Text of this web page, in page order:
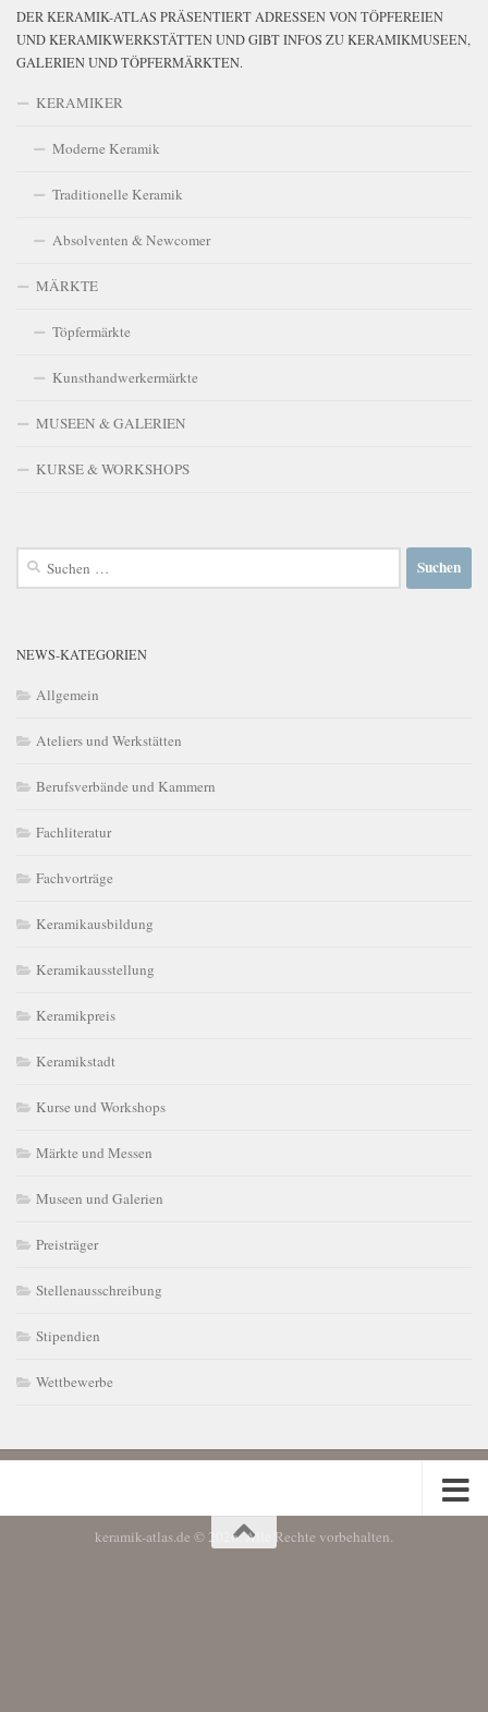
DER KERAMIK-ATLAS PRÄSENTIERT ADRESSEN VON TÖPFEREIEN
UND KERAMIKWERKSTÄTTEN UND GIBT INFOS ZU KERAMIKMUSEEN,
GALERIEN UND TÖPFERMÄRKTEN.
KERAMIKER
Moderne Keramik
Traditionelle Keramik
Absolventen & Newcomer
MÄRKTE
Töpfermärkte
Kunsthandwerkermärkte
MUSEEN & GALERIEN
KURSE & WORKSHOPS
Suchen
NEWS-KATEGORIEN
Allgemein
Ateliers und Werkstätten
Berufsverbände und Kammern
Fachliteratur
Fachvorträge
Keramikausbildung
Keramikausstellung
Keramikpreis
Keramikstadt
Kurse und Workshops
Märkte und Messen
Museen und Galerien
Preisträger
Stellenausschreibung
Stipendien
Wettbewerbe
keramik-atlas.de © 2026. Alle Rechte vorbehalten.